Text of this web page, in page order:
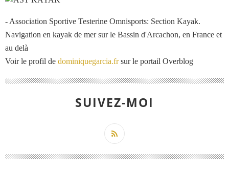
- Association Sportive Testerine Omnisports: Section Kayak.
Navigation en kayak de mer sur le Bassin d'Arcachon, en France et
au delà
Voir le profil de dominiquegarcia.frsur le portail Overblog
SUIVEZ-MOI